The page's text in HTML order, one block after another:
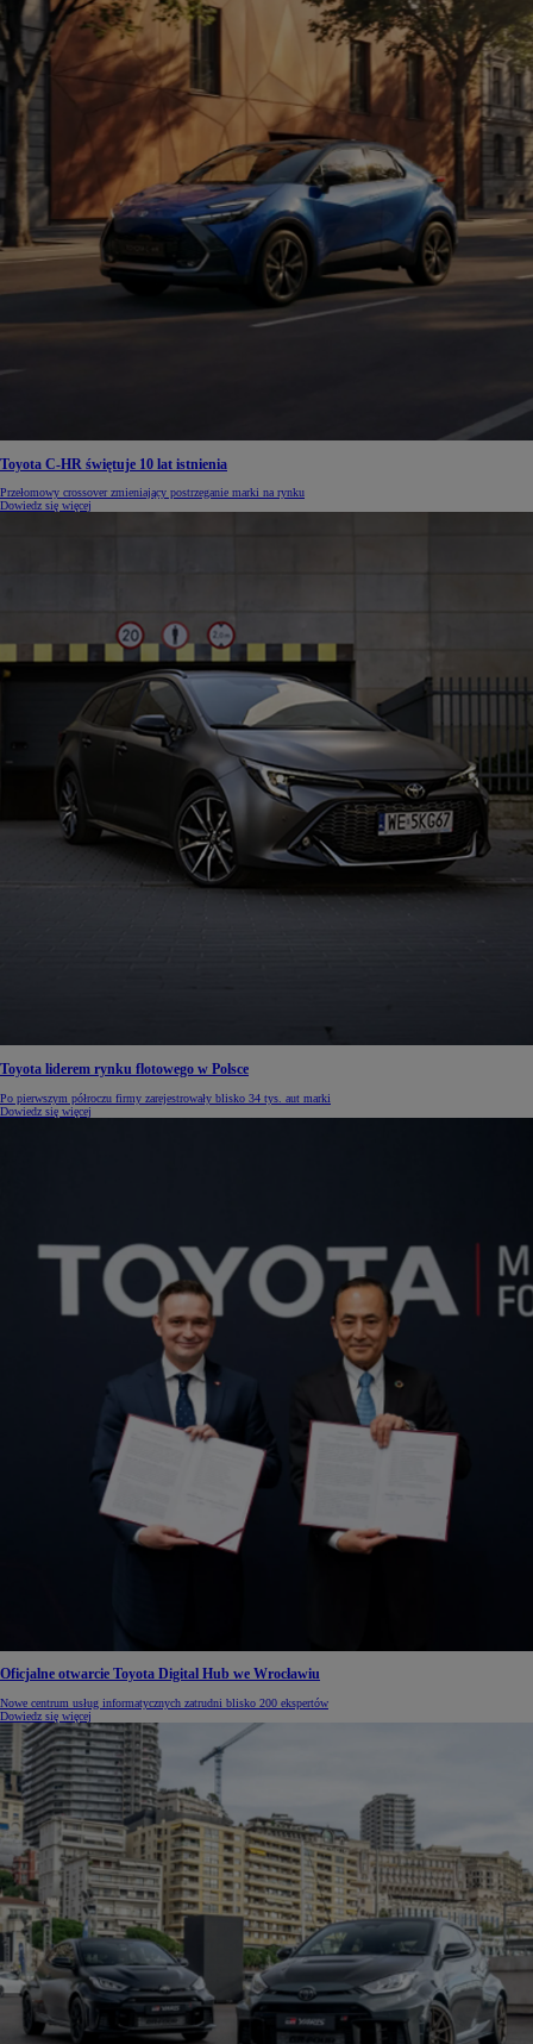
Toyota C-HR świętuje 10 lat istnienia
Przełomowy crossover zmieniający postrzeganie marki na rynku
Dowiedz się więcej
Toyota liderem rynku flotowego w Polsce
Po pierwszym półroczu firmy zarejestrowały blisko 34 tys. aut marki
Dowiedz się więcej
Oficjalne otwarcie Toyota Digital Hub we Wrocławiu
Nowe centrum usług informatycznych zatrudni blisko 200 ekspertów
Dowiedz się więcej